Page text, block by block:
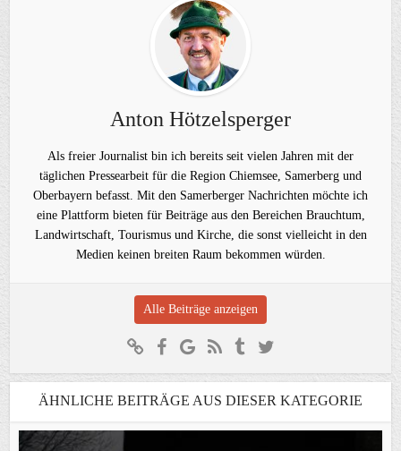
Anton Hötzelsperger
Als freier Journalist bin ich bereits seit vielen Jahren mit der
täglichen Pressearbeit für die Region Chiemsee, Samerberg und
Oberbayern befasst. Mit den Samerberger Nachrichten möchte ich
eine Plattform bieten für Beiträge aus den Bereichen Brauchtum,
Landwirtschaft, Tourismus und Kirche, die sonst vielleicht in den
Medien keinen breiten Raum bekommen würden.
Alle Beiträge anzeigen
ÄHNLICHE BEITRÄGE AUS DIESER KATEGORIE